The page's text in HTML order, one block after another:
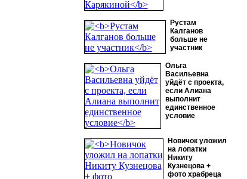
Рустам
Калганов
больше не
участник
Ольга
Васильевна
уйдёт с проекта,
если Алиана
выполнит
единственное
условие
Новичок уложил
на лопатки
Никиту
Кузнецова +
фото храбреца